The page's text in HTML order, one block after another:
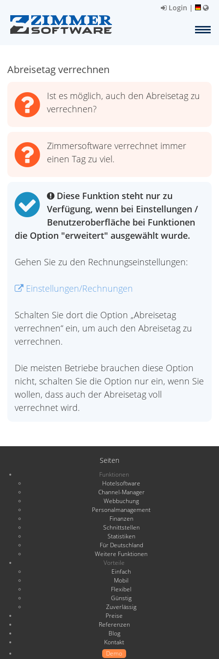
Login |
Abreisetag verrechnen
Ist es möglich, auch den Abreisetag zu
verrechnen?
Zimmersoftware verrechnet immer
einen Tag zu viel.
Diese Funktion steht nur zu
Verfügung, wenn bei Einstellungen /
Benutzeroberfläche bei Funktionen
die Option "erweitert" ausgewählt wurde.
Gehen Sie zu den Rechnungseinstellungen:
Einstellungen/Rechnungen
Schalten Sie dort die Option „Abreisetag
verrechnen“ ein, um auch den Abreisetag zu
verrechnen.
Die meisten Betriebe brauchen diese Option
nicht, schalten Sie die Option nur ein, wenn Sie
wollen, dass auch der Abreisetag voll
verrechnet wird.
Seiten
Funktionen
Hotelsoftware
Channel-Manager
Webbuchung
Personalmanagement
Finanzen
Schnittstellen
Statistiken
Für Deutschland
Weitere Funktionen
Vorteile
Einfach
Mobil
Flexibel
Günstig
Zuverlässig
Preise
Referenzen
Blog
Kontakt
Demo